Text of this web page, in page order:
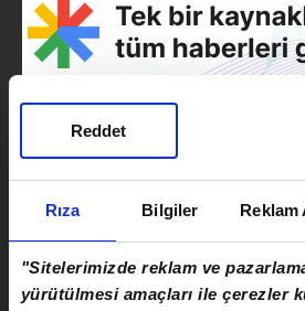
Rıza Bilgiler Reklam
"Sitelerimizde reklam ve
yürütülmesi amaçları ile çerezler
Reddet
SONRAKİ HABER
Otomobiller